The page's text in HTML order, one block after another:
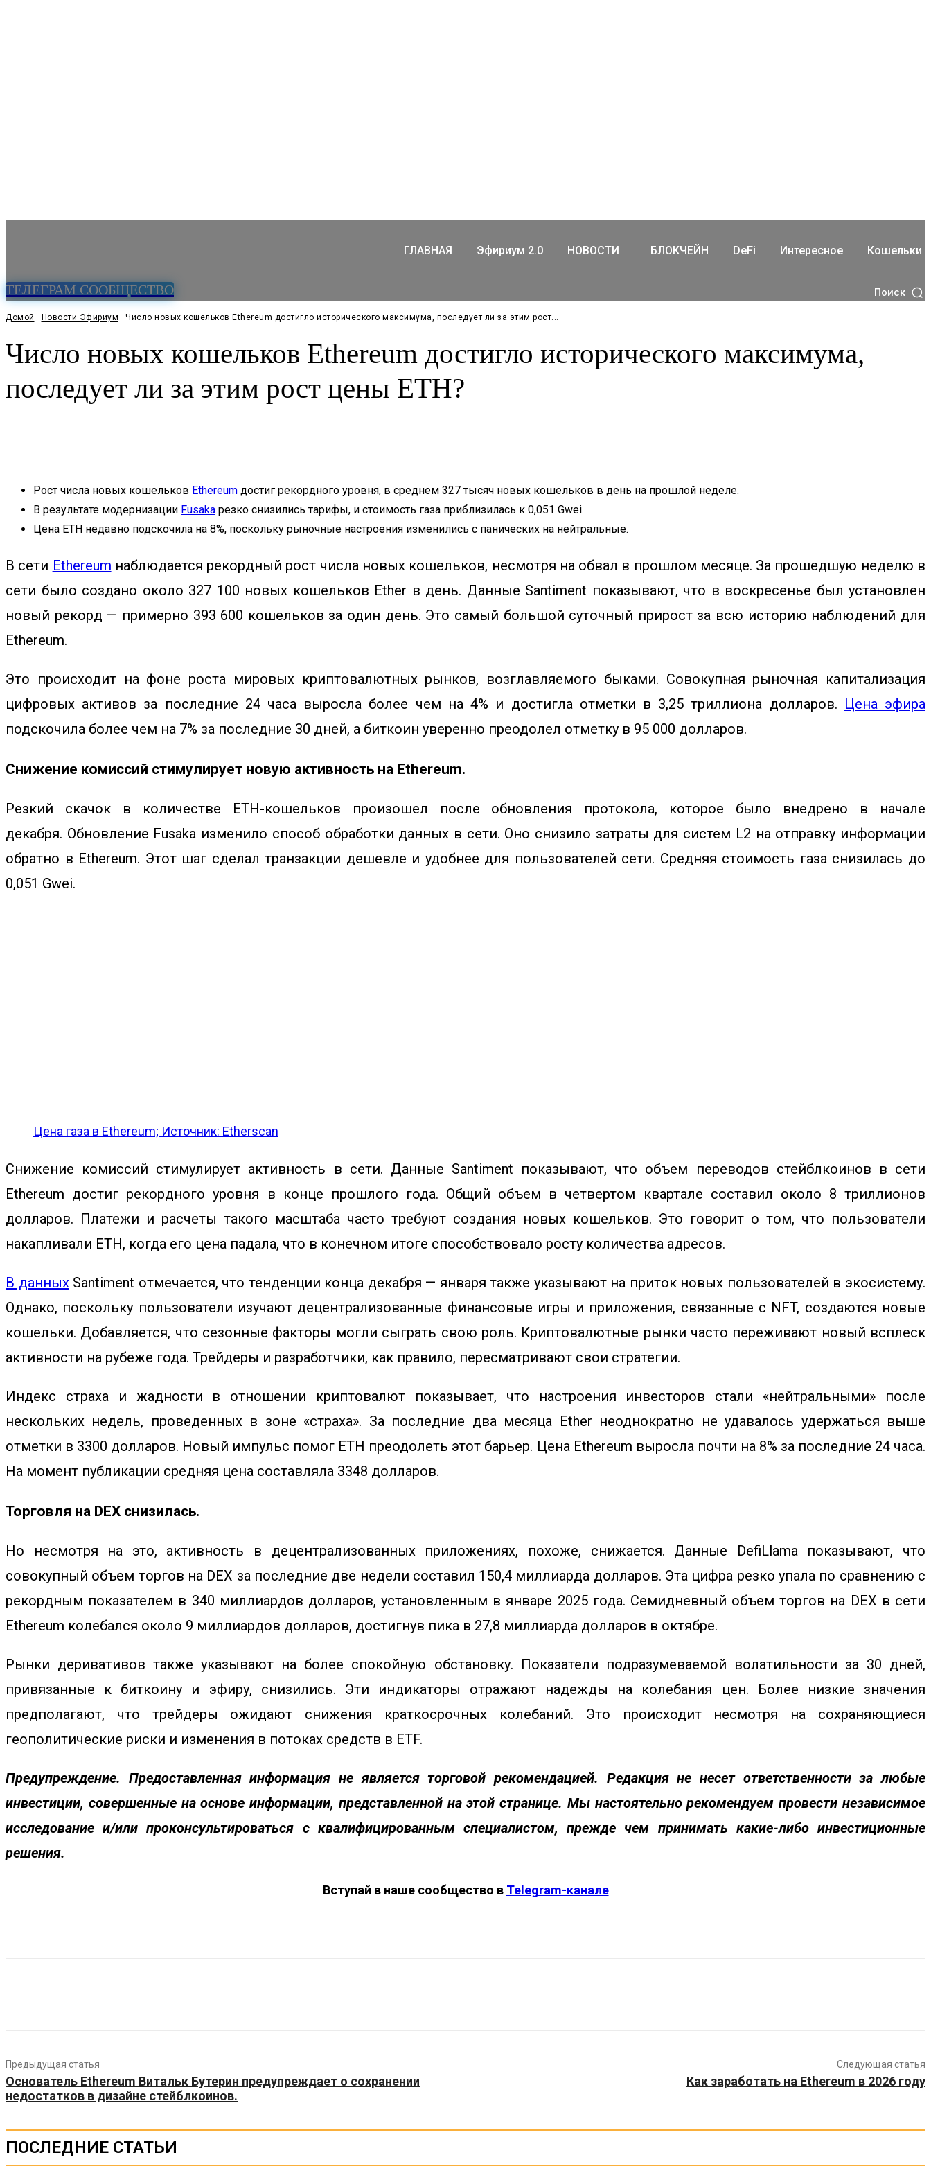
ТЕЛЕГРАМ СООБЩЕСТВО
ГЛАВНАЯ Эфириум 2.0 НОВОСТИ БЛОКЧЕЙН DeFi Интересное Кошельки
Поиск
Домой Новости Эфириум Число новых кошельков Ethereum достигло исторического максимума, последует ли за этим рост...
Число новых кошельков Ethereum достигло исторического максимума,
последует ли за этим рост цены ETH?
Рост числа новых кошельков Ethereum достиг рекордного уровня, в среднем 327 тысяч новых кошельков в день на прошлой неделе.
В результате модернизации Fusaka резко снизились тарифы, и стоимость газа приблизилась к 0,051 Gwei.
Цена ETH недавно подскочила на 8%, поскольку рыночные настроения изменились с панических на нейтральные.
В сети Ethereum наблюдается рекордный рост числа новых кошельков, несмотря на обвал в прошлом месяце. За прошедшую неделю в
сети было создано около 327 100 новых кошельков Ether в день. Данные Santiment показывают, что в воскресенье был установлен
новый рекорд — примерно 393 600 кошельков за один день. Это самый большой суточный прирост за всю историю наблюдений для
Ethereum.
Это происходит на фоне роста мировых криптовалютных рынков, возглавляемого быками. Совокупная рыночная капитализация
цифровых активов за последние 24 часа выросла более чем на 4% и достигла отметки в 3,25 триллиона долларов. Цена эфира
подскочила более чем на 7% за последние 30 дней, а биткоин уверенно преодолел отметку в 95 000 долларов.
Снижение комиссий стимулирует новую активность на Ethereum.
Резкий скачок в количестве ETH-кошельков произошел после обновления протокола, которое было внедрено в начале
декабря. Обновление Fusaka изменило способ обработки данных в сети. Оно снизило затраты для систем L2 на отправку информации
обратно в Ethereum. Этот шаг сделал транзакции дешевле и удобнее для пользователей сети. Средняя стоимость газа снизилась до
0,051 Gwei.
Цена газа в Ethereum; Источник: Etherscan
Снижение комиссий стимулирует активность в сети. Данные Santiment показывают, что объем переводов стейблкоинов в сети
Ethereum достиг рекордного уровня в конце прошлого года. Общий объем в четвертом квартале составил около 8 триллионов
долларов. Платежи и расчеты такого масштаба часто требуют создания новых кошельков. Это говорит о том, что пользователи
накапливали ETH, когда его цена падала, что в конечном итоге способствовало росту количества адресов.
В данныхSantiment отмечается, что тенденции конца декабря — января также указывают на приток новых пользователей в экосистему.
Однако, поскольку пользователи изучают децентрализованные финансовые игры и приложения, связанные с NFT, создаются новые
кошельки. Добавляется, что сезонные факторы могли сыграть свою роль. Криптовалютные рынки часто переживают новый всплеск
активности на рубеже года. Трейдеры и разработчики, как правило, пересматривают свои стратегии.
Индекс страха и жадности в отношении криптовалют показывает, что настроения инвесторов стали «нейтральными» после
нескольких недель, проведенных в зоне «страха». За последние два месяца Ether неоднократно не удавалось удержаться выше
отметки в 3300 долларов. Новый импульс помог ETH преодолеть этот барьер. Цена Ethereum выросла почти на 8% за последние 24 часа.
На момент публикации средняя цена составляла 3348 долларов.
Торговля на DEX снизилась.
Но несмотря на это, активность в децентрализованных приложениях, похоже, снижается. Данные DefiLlama показывают, что
совокупный объем торгов на DEX за последние две недели составил 150,4 миллиарда долларов. Эта цифра резко упала по сравнению с
рекордным показателем в 340 миллиардов долларов, установленным в январе 2025 года. Семидневный объем торгов на DEX в сети
Ethereum колебался около 9 миллиардов долларов, достигнув пика в 27,8 миллиарда долларов в октябре.
Рынки деривативов также указывают на более спокойную обстановку. Показатели подразумеваемой волатильности за 30 дней,
привязанные к биткоину и эфиру, снизились. Эти индикаторы отражают надежды на колебания цен. Более низкие значения
предполагают, что трейдеры ожидают снижения краткосрочных колебаний. Это происходит несмотря на сохраняющиеся
геополитические риски и изменения в потоках средств в ETF.
Предупреждение. Предоставленная информация не является торговой рекомендацией. Редакцияне несет ответственности за любые
инвестиции, совершенные на основе информации, представленной на этой странице. Мы настоятельно рекомендуем провести независимое
исследование и/или проконсультироваться с квалифицированным специалистом, прежде чем принимать какие-либо инвестиционные
решения.
Вступай в наше сообщество в Telegram-канале
Предыдущая статья
Основатель Ethereum Витальк Бутерин предупреждает о сохранении
недостатков в дизайне стейблкоинов.
Следующая статья
Как заработать на Ethereum в 2026 году
ПОСЛЕДНИЕ СТАТЬИ